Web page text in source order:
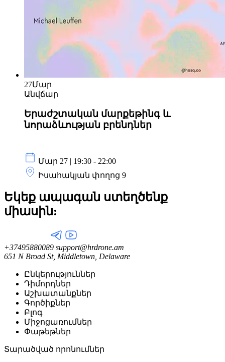
27Մար
Անվճար
Երաժշտական մարքեթինգ և
նորաձևության բրենդներ
Մար 27 | 19:30 - 22:00
Իսահակյան փողոց 9
Եկեք ապագան ստեղծենք
միասին:
+37495880089 support@hrdrone.am
651 N Broad St, Middletown, Delaware
Ընկերություններ
Դիմորդներ
Աշխատանքներ
Գործիքներ
Բլոգ
Միջոցառումներ
Փաթեթներ
Տարածված որոնումներ